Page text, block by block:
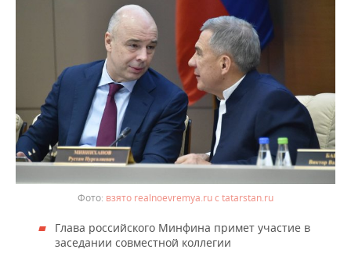
взято realnoevremya.ru с tatarstan.ru
Глава российского Минфина примет участие в
заседании совместной коллегии